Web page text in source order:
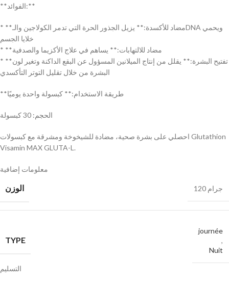
**الفوائد:**
* **مضاد للأكسدة:** يزيل الجذور الحرة التي تدمر الكولاجين والـDNA ويحمي
خلايا الجسم
* **مضاد للالتهابات:** يساهم في علاج الأكزيما والصدفية
* **تفتيح البشرة:** يقلل من إنتاج الميلانين المسؤول عن البقع الداكنة وتغير لون
البشرة من خلال تقليل التوتر التأكسدي
**طريقة الاستخدام:** كبسولة واحدة يوميًا
الحجم: 30 كبسولة
احصلي على بشرة صحية، مضادة للشيخوخة ومشرقة مع كبسولات Glutathion
Visamin MAX GLUTA-L.
معلومات إضافية
الوزن 120 جرام
TYPE
journée
,
Nuit
التسليم